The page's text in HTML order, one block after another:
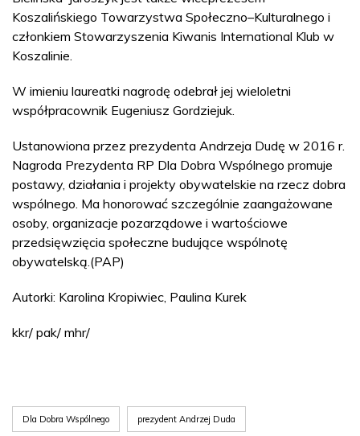
Koszalińskiego Towarzystwa Społeczno–Kulturalnego i
członkiem Stowarzyszenia Kiwanis International Klub w
Koszalinie.
W imieniu laureatki nagrodę odebrał jej wieloletni
współpracownik Eugeniusz Gordziejuk.
Ustanowiona przez prezydenta Andrzeja Dudę w 2016 r.
Nagroda Prezydenta RP Dla Dobra Wspólnego promuje
postawy, działania i projekty obywatelskie na rzecz dobra
wspólnego. Ma honorować szczególnie zaangażowane
osoby, organizacje pozarządowe i wartościowe
przedsięwzięcia społeczne budujące wspólnotę
obywatelską.(PAP)
Autorki: Karolina Kropiwiec, Paulina Kurek
kkr/ pak/ mhr/
Dla Dobra Wspólnego prezydent Andrzej Duda